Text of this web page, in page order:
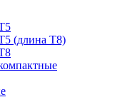
(длина T8)